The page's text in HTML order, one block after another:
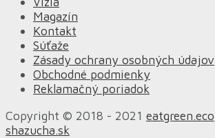
Magazín
Kontakt
Súťaže
Zásady ochrany osobných údajov
Obchodné podmienky
Reklamačný poriadok
Copyright © 2018 - 2021 eatgreen.eco
shazucha.sk